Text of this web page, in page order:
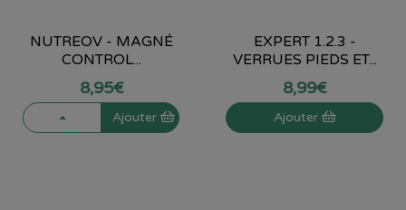
NUTREOV - MAGNÉ
CONTROL...
8,95€
Ajouter
EXPERT 1.2.3 -
VERRUES PIEDS ET...
8,99€
Ajouter